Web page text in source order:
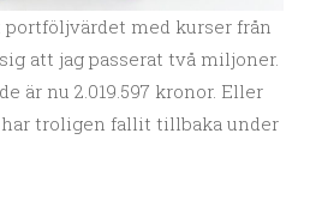
portföljvärdet med kurser från
att jag passerat två miljoner.
är nu 2.019.597 kronor. Eller
troligen fallit tillbaka under